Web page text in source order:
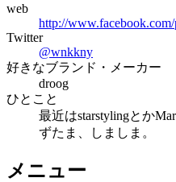
web
http://
Twitter
@wnkkny
好きなブランド・メーカー
droog
ひとこと
最近はstarstylingとか
ずたま、しましま。
メニュー